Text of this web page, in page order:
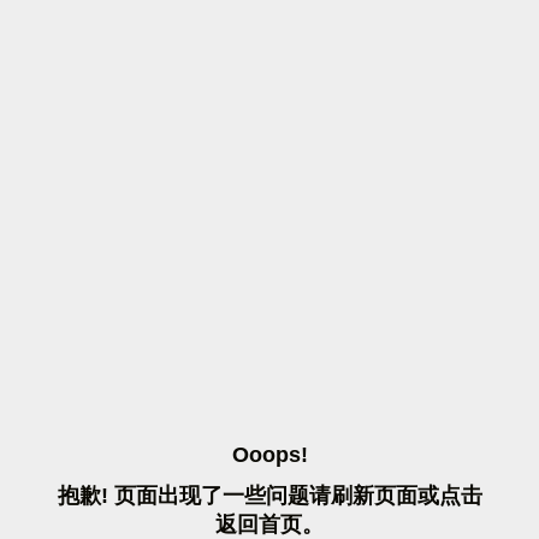
OOOPS!
抱歉! 页面出现了一些问题请刷 新页面或点击
返 回首页。